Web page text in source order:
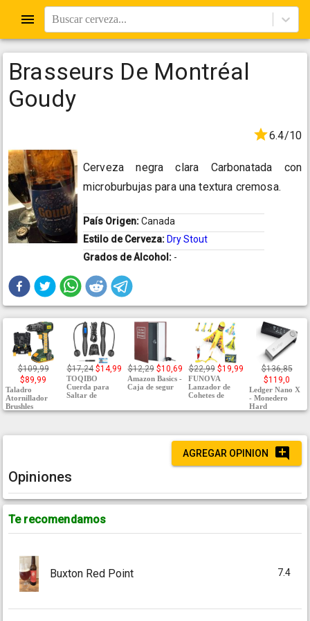
Buscar cerveza...
Brasseurs De Montréal
Goudy
6.4/10
Cerveza negra clara Carbonatada con
microburbujas para una textura cremosa.
País Origen:Canada
Estilo de Cerveza: Dry Stout
Grados de Alcohol: -
$109,99
$89,99
Taladro
Atornillador
Brushles
$17,24 $14,99
TOQIBO
Cuerda para
Saltar de
$12,29 $10,69
Amazon Basics -
Caja de segur
$22,99 $19,99
FUNOVA
Lanzador de
Cohetes de
$136,85
$119,0
Ledger Nano X
- Monedero
Hard
AGREGAR OPINION
Opiniones
Te recomendamos
Buxton Red Point 7.4